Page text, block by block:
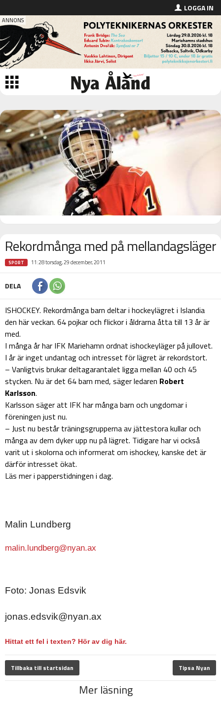
LOGGA IN
Rekordmånga med på mellandagsläger
SPORT 11:28 torsdag, 29 december, 2011
DELA
ISHOCKEY. Rekordmånga barn deltar i hockeylägret i Islandia
den här veckan. 64 pojkar och flickor i åldrarna åtta till 13 år är
med.
I många år har IFK Mariehamn ordnat ishockeyläger på jullovet.
I år är inget undantag och intresset för lägret är rekordstort.
– Vanligtvis brukar deltagarantalet ligga mellan 40 och 45
stycken. Nu är det 64 barn med, säger ledaren Robert
Karlsson.
Karlsson säger att IFK har många barn och ungdomar i
föreningen just nu.
– Just nu består träningsgrupperna av jättestora kullar och
många av dem dyker upp nu på lägret. Tidigare har vi också
varit ut i skolorna och informerat om ishockey, kanske det är
därför intresset ökat.
Läs mer i papperstidningen i dag.
Malin Lundberg
malin.lundberg@nyan.ax
Foto: Jonas Edsvik
jonas.edsvik@nyan.ax
Hittat ett fel i texten? Hör av dig här.
Tillbaka till startsidan Tipsa Nyan
Mer läsning